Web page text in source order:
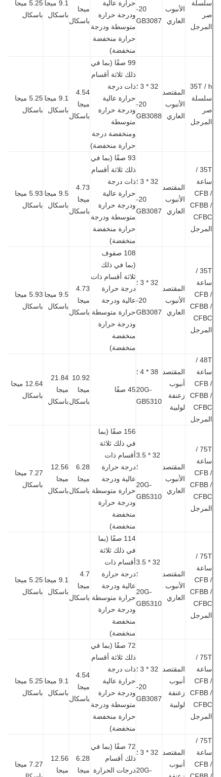
الأنبوب
العاري
GB3087
حرارة عالية
ودرجة حرارة
متوسطة ودرجة
حرارة منخفضة
منخفضة)
باسكال
9.1 ميجا
باسكال
5.25 ميجا
باسكال
35T
المقتصد
الأنبوب
العاري
GB3088
99 صفًا (بما في
ذلك ثلاثة أقسام
ذات درجة
حرارة عالية
ودرجة حرارة
متوسطة
ومنخفضة درجة
حرارة منخفضة)
باسكال
9.1 ميجا
باسكال
5.25 ميجا
باسكال
35T /
المقتصد
الأنبوب
العاري
GB3087
93 صفًا (بما في
ذلك ثلاثة أقسام
ذات درجة
حرارة عالية
ودرجة حرارة
متوسطة ودرجة
حرارة منخفضة
منخفضة)
باسكال
9.5 ميجا
باسكال
5.93 ميجا
باسكال
35T /
المقتصد
الأنبوب
العاري
GB3087
108 صفوف
(بما في ذلك
ثلاثة أقسام ذات
درجة حرارة
عالية ودرجة
حرارة متوسطة
ودرجة حرارة
منخفضة
منخفضة)
4.73
ميجا
باسكال
9.5 ميجا
باسكال
5.93 ميجا
باسكال
48T /
المقتصد
أنبوب
زعنفة
لولبية
38 * 4 ؛
GB5310
45 صفًا
10.92
باسكال
21.84
ميجا
باسكال
12.64 ميجا
باسكال
75T /
المقتصد
الأنبوب
العاري
32 * 3.5
GB5310
156 صفًا (بما
في ذلك ثلاثة
أقسام ذات
درجة حرارة
عالية ودرجة
حرارة متوسطة
ودرجة حرارة
منخفضة
منخفضة)
6.28
ميجا
باسكال
12.56
ميجا
باسكال
7.27 ميجا
باسكال
75T /
المقتصد
الأنبوب
العاري
32 * 3.5
GB5310
114 صفًا (بما
في ذلك ثلاثة
أقسام ذات
درجة حرارة
عالية ودرجة
حرارة متوسطة
ودرجة حرارة
منخفضة
منخفضة)
4.7
ميجا
باسكال
9.1 ميجا
باسكال
5.25 ميجا
باسكال
75T /
المقتصد
أنبوب
زعنفة
لولبية
32 * 3 ؛
GB3087
72 صفًا (بما في
ذلك ثلاثة أقسام
ذات درجة
حرارة عالية
ودرجة حرارة
متوسطة ودرجة
حرارة منخفضة
منخفضة)
باسكال
9.1 ميجا
باسكال
5.25 ميجا
باسكال
75T /
المقتصد
أنبوب
32 * 3 ؛
72 صفًا (بما في
ذلك أقسام
درجات الحرارة ميجا
12.56
ميجا
7.27 ميجا